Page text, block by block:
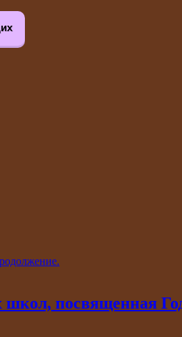
школ, посвященная